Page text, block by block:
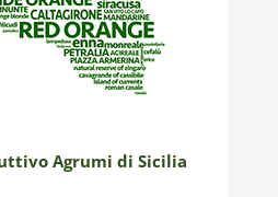
Agrumi di Sicilia